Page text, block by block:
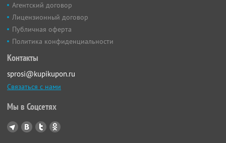
Агентский договор
Лицензионный договор
Публичная оферта
Политика конфиденциальности
Контакты
sprosi@kupikupon.ru
Связаться с нами
Мы в Соцсетях